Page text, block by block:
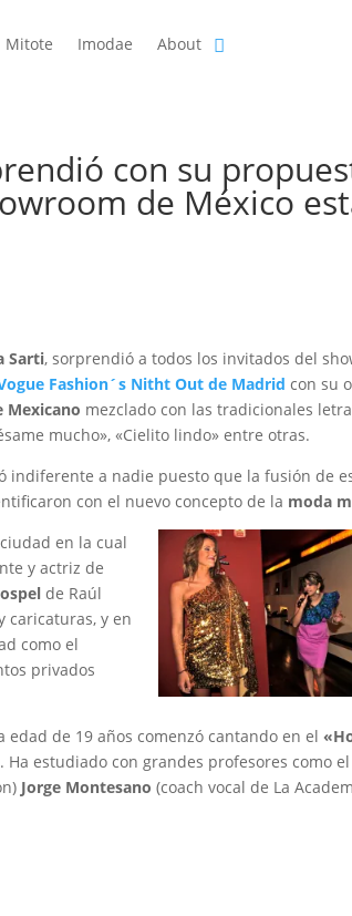
Mitote Imodae About
con su
de México
Sarti, sorprendió a todos los invitados del
Fashion´s Nitht Out de Madrid con su
Mexicano mezclado con las tradicionales
mucho», «Cielito lindo» entre otras.
indiferente a nadie puesto que la fusión de
con el nuevo concepto de la moda
en la cual
y actriz de
de Raúl
caricaturas, y en
como el
privados
de 19 años comenzó cantando en el
estudiado con grandes profesores como
Jorge Montesano (coach vocal de La